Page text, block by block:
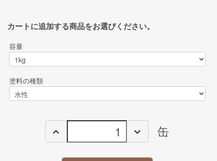
カートに追加する商品をお選びください。
容量
塗料の種類
缶